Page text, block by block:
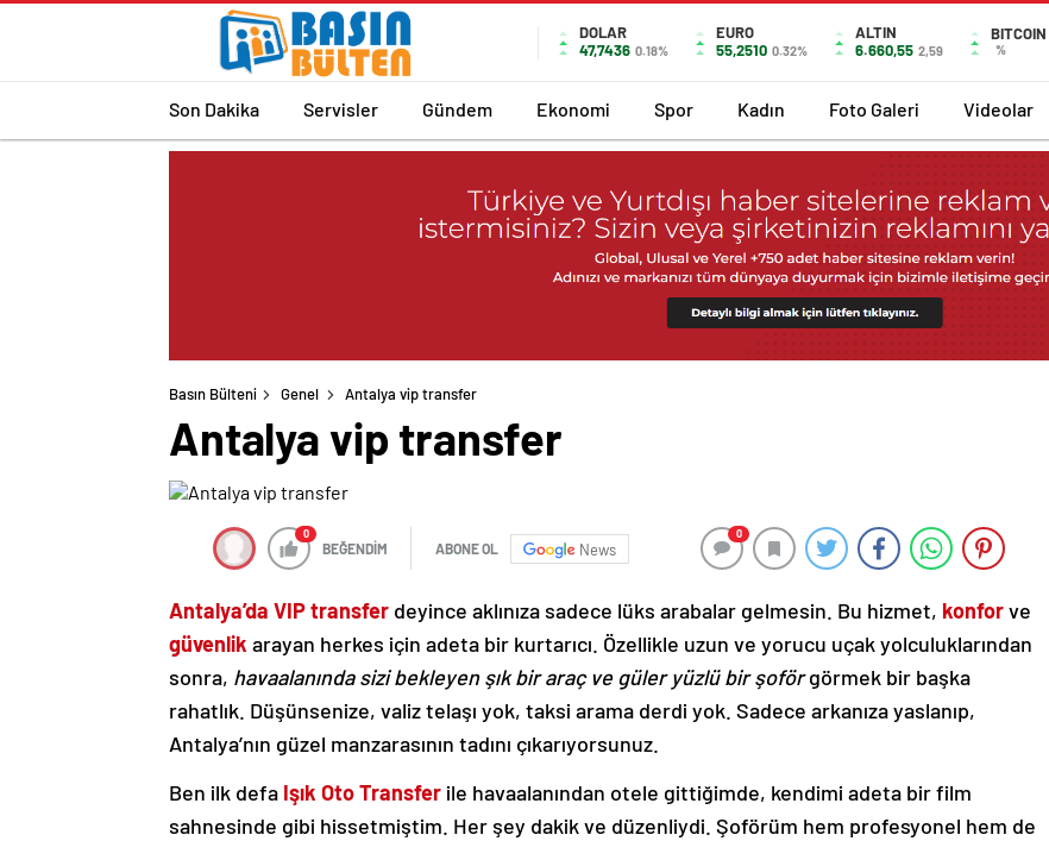
DOLAR
47,7436 0.18%
EURO
55,2510 0.32%
ALTIN
6.660,55 2,59
BITCOIN
%
Son Dakika Servisler Gündem Ekonomi Spor Kadın Foto Galeri Videolar
Basın Bülteni Genel Antalya vip transfer
Antalya vip transfer
0
BEĞENDİM ABONE OL News
0
Antalya’da VIP transfer deyince aklınıza sadece lüks arabalar gelmesin. Bu hizmet, konforve
güvenlik arayan herkes için adeta bir kurtarıcı. Özellikle uzun ve yorucu uçak yolculuklarından
sonra, havaalanında sizi bekleyen şık bir araç ve güler yüzlü bir şoförgörmek bir başka
rahatlık. Düşünsenize, valiz telaşı yok, taksi arama derdi yok. Sadece arkanıza yaslanıp,
Antalya’nın güzel manzarasının tadını çıkarıyorsunuz.
Ben ilk defa Işık Oto Transfer ile havaalanından otele gittiğimde, kendimi adeta bir film
sahnesinde gibi hissetmiştim. Her şey dakik ve düzenliydi. Şoförüm hem profesyonel hem de